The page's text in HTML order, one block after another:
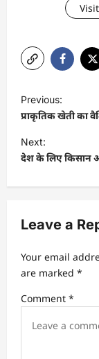
o
s
t
v
g
t
Previous:
प्राकृतिक खेती का
Next:
देश के लिए किसान
Leave a
Your email
are marked *
Comment *